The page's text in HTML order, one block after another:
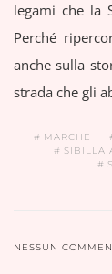
legami che la
Perché r
anchesulla
strada che gli
MARCHE
SIBILLA
NESSUN